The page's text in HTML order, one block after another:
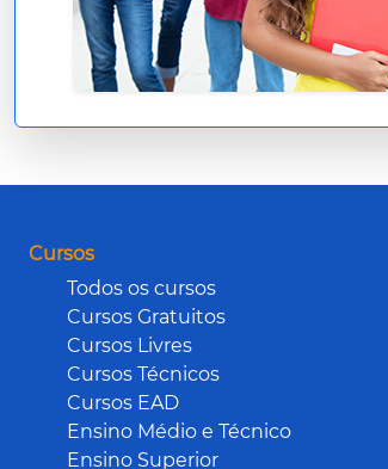
Timbó
Tubarão
Cursos
Todos os cursos
Cursos Gratuitos
Cursos Livres
Cursos Técnicos
Cursos EAD
Ensino Médio e Técnico
Ensino Superior